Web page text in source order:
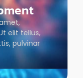
elit tellus,
pulvinar